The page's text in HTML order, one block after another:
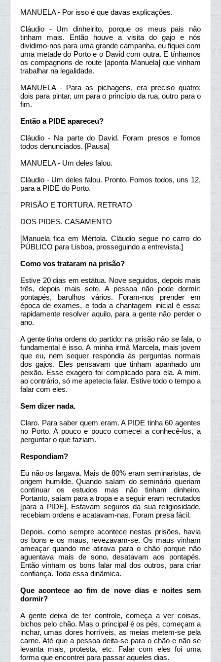
MANUELA - Por isso é que davas explicações.
Cláudio - Um dinheirito, porque os meus pais não
tinham mais. Então houve a visita do gajo e nós
dividimo-nos para uma grande campanha, eu fiquei com
uma metade do Porto e o David com outra. E tínhamos
os compagnons de route [aponta Manuela] que vinham
trabalhar na legalidade.
MANUELA - Para as pichagens, era preciso quatro:
dois para pintar, um para o princípio da rua, outro para o
fim.
Então a PIDE apareceu?
Cláudio - Na parte do David. Foram presos e fomos
todos denunciados. [Pausa]
MANUELA - Um deles falou.
Cláudio - Um deles falou. Pronto. Fomos todos, uns 12,
para a PIDE do Porto.
PRISÃO E TORTURA. RETRATO
DOS PIDES. CASAMENTO
[Manuela fica em Mértola. Cláudio segue no carro do
PÚBLICO para Lisboa, prosseguindo a entrevista.]
Como vos trataram na prisão?
Estive 20 dias em estátua. Nove seguidos, depois mais
três, depois mais sete. A pessoa não pode dormir:
pontapés, barulhos vários. Foram-nos prender em
época de exames, e toda a chantagem inicial é essa:
rapidamente resolver aquilo, para a gente não perder o
ano.
A gente tinha ordens do partido: na prisão não se fala, o
fundamental é isso. A minha irmã Marcela, mais jovem
que eu, nem sequer respondia às perguntas normais
dos gajos. Eles pensavam que tinham apanhado um
peixão. Esse exagero foi complicado para ela. A mim,
ao contrário, só me apetecia falar. Estive todo o tempo a
falar com eles.
Sem dizer nada.
Claro. Para saber quem eram. A PIDE tinha 60 agentes
no Porto. A pouco e pouco comecei a conhecê-los, a
perguntar o que faziam.
Respondiam?
Eu não os largava. Mais de 80% eram seminaristas, de
origem humilde. Quando saíam do seminário queriam
continuar os estudos mas não tinham dinheiro.
Portanto, saíam para a tropa e a seguir eram recrutados
[para a PIDE]. Estavam seguros da sua religiosidade,
recebiam ordens e acatavam-nas. Foram presa fácil.
Depois, como sempre acontece nestas prisões, havia
os bons e os maus, revezavam-se. Os maus vinham
ameaçar quando me atirava para o chão porque não
aguentava mais de sono, desatavam aos pontapés.
Então vinham os bons falar mal dos outros, para criar
confiança. Toda essa dinâmica.
Que acontece ao fim de nove dias e noites sem
dormir?
A gente deixa de ter controle, começa a ver coisas,
bichos pelo chão. Mas o principal é os pés, começam a
inchar, umas dores horríveis, as meias metem-se pela
carne. Até que a pessoa deita-se para o chão e não se
levanta mais, protesta, etc. Falar com eles foi uma
forma que encontrei para passar aqueles dias.